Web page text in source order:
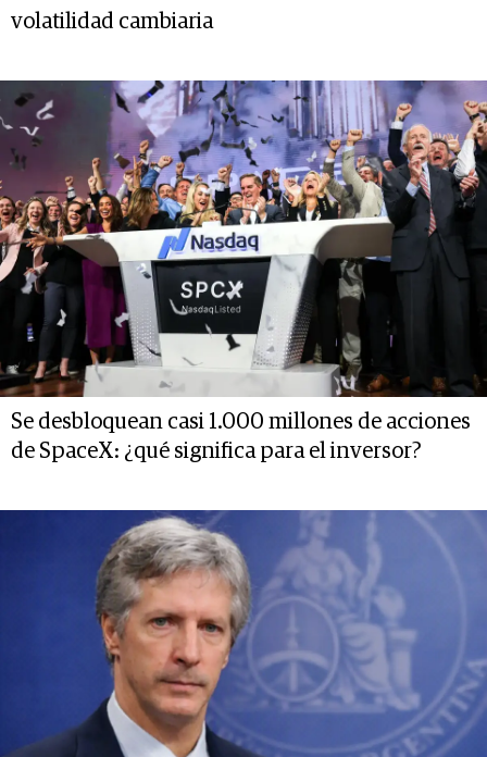
volatilidad cambiaria
Se desbloquean casi 1.000 millones de acciones
de SpaceX: ¿qué significa para el inversor?